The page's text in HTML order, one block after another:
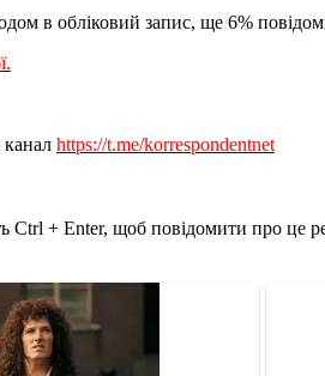
в обліковий запис, ще 6%
https://t.me/korrespondentnet
Ctrl + Enter, щоб повідомити про це